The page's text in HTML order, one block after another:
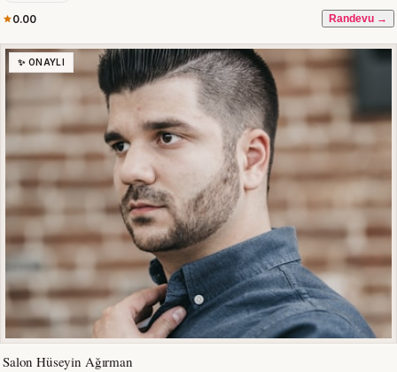
0.00 Randevu →
✨ ONAYLI
Salon Hüseyin Ağırman